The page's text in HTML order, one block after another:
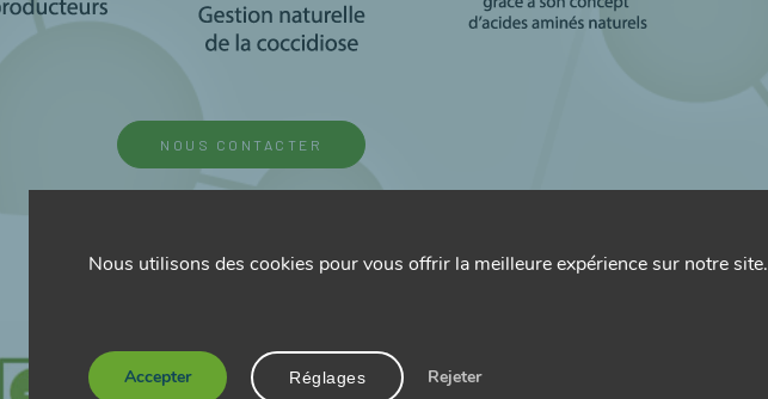
NOUS CONTACTER
Les produits associés
Nous utilisons des cookies pour vous offrir la meilleure expérience sur notre site.
Accepter Rejeter
Réglages